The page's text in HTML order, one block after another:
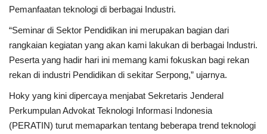
Pemanfaatan teknologi di berbagai Industri.
“Seminar di Sektor Pendidikan ini merupakan bagian dari
rangkaian kegiatan yang akan kami lakukan di berbagai Industri.
Peserta yang hadir hari ini memang kami fokuskan bagi rekan
rekan di industri Pendidikan di sekitar Serpong,” ujarnya.
Hoky yang kini dipercaya menjabat Sekretaris Jenderal
Perkumpulan Advokat Teknologi Informasi Indonesia
(PERATIN) turut memaparkan tentang beberapa trend teknologi